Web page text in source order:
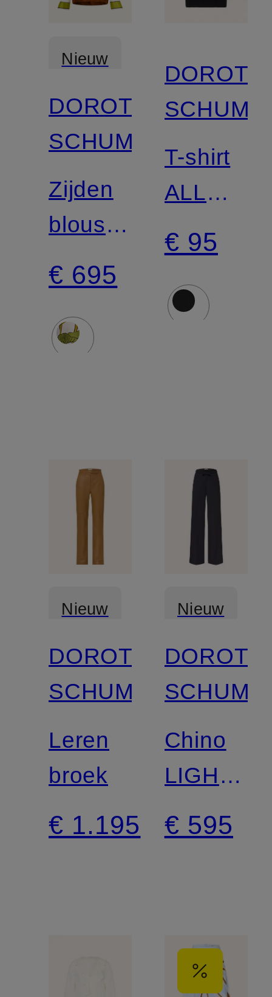
Nieuw
DOROTHEE
SCHUMACHER
Zijden
blouseshirt
COSMIC
FUNGHI
€ 695
T-shirt
ALL
TIME
€ 95
Nieuw
DOROTHEE
SCHUMACHER
Leren
broek
€ 1.195
Nieuw
Chino
LIGHT
LAYER
€ 595